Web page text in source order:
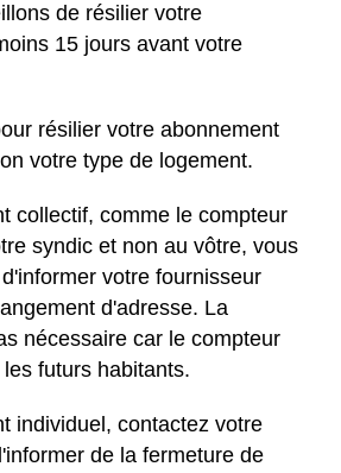
de résilier votre
15 jours avant votre
résilier votre abonnement
votre type de logement.
collectif, comme le compteur
syndic et non au vôtre, vous
votre fournisseur
d'adresse. La
nécessaire car le compteur
futurs habitants.
individuel, contactez votre
de la fermeture de